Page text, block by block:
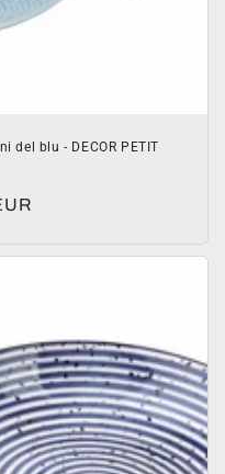
del blu - DECOR PETIT